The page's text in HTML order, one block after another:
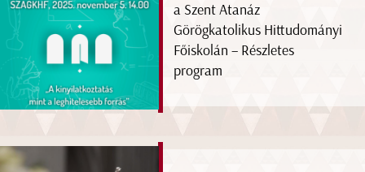
a Szent Atanáz
Görögkatolikus Hittudományi
Főiskolán – Részletes
program